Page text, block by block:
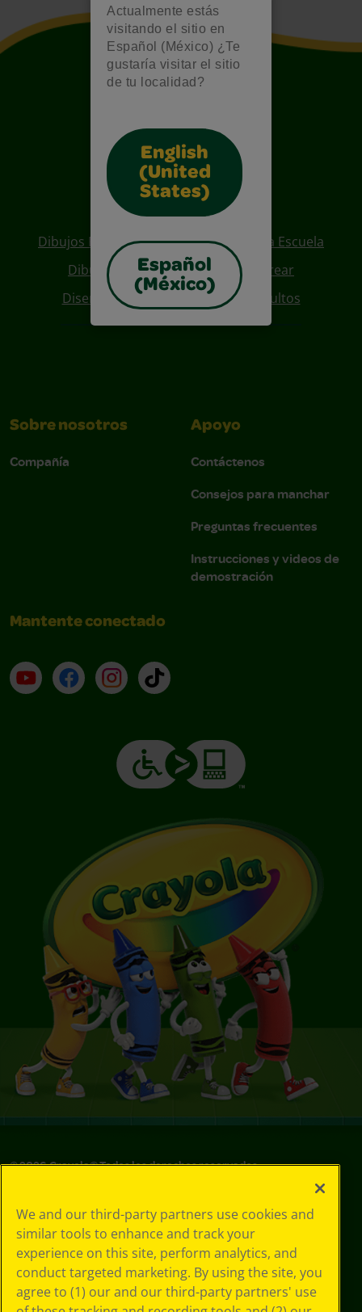
Actualmente estás
visitando el sitio en
Español (México) ¿Te
gustaría visitar el sitio
de tu localidad?
English
(United
States)
Español
(México)
Also of Interest
Dibujos Para Colorear De Regreso A La Escuela
Dibujos De Personajes Para Colorear
Diseños Para Coloreables Para Adultos
Sobre nosotros
Compañía
Apoyo
Contáctenos
Consejos para manchar
Preguntas frecuentes
Instrucciones y videos de
demostración
Mantente conectado
YouTube (en inglés)
Facebook (en inglés)
Instagram (en inglés)
TikTok
©2026Crayola® Todos los derechos reservados.
de privacidad
Política de
privacidad
Términos de SMS
GDPR
Aviso de
We and our third-party partners use cookies and
similar tools to enhance and track your
experience on this site, perform analytics, and
conduct targeted marketing. By using the site, you
agree to (1) our and our third-party partners' use